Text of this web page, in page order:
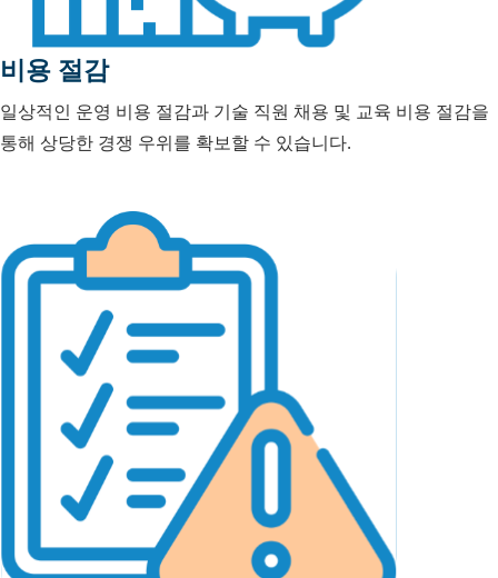
비용 절감
일상적인 운영 비용 절감과 기술 직원 채용 및 교육 비용 절감을
통해 상당한 경쟁 우위를 확보할 수 있습니다.